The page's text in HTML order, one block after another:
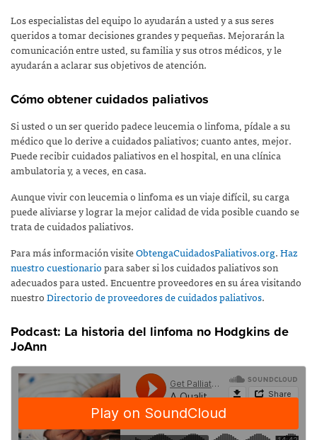
Los especialistas del equipo lo ayudarán a usted y a sus seres
queridos a tomar decisiones grandes y pequeñas. Mejorarán la
comunicación entre usted, su familia y sus otros médicos, y le
ayudarán a aclarar sus objetivos de atención.
Cómo obtener cuidados paliativos
Si usted o un ser querido padece leucemia o linfoma, pídale a su
médico que lo derive a cuidados paliativos; cuanto antes, mejor.
Puede recibir cuidados paliativos en el hospital, en una clínica
ambulatoria y, a veces, en casa.
Aunque vivir con leucemia o linfoma es un viaje difícil, su carga
puede aliviarse y lograr la mejor calidad de vida posible cuando se
trata de cuidados paliativos.
Para más información visiteObtengaCuidadosPaliativos.org.Haz
nuestro cuestionariopara saber si los cuidados paliativos son
adecuados para usted. Encuentre proveedores en su área visitando
nuestroDirectorio de proveedores de cuidados paliativos.
Podcast: La historia del linfoma no Hodgkins de
JoAnn